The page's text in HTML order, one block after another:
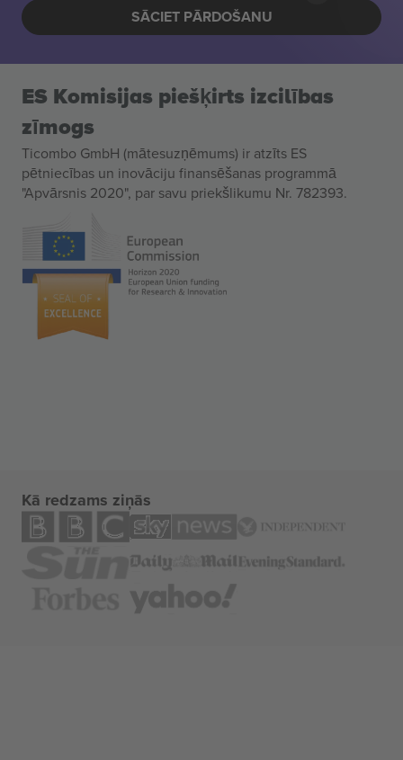
SĀCIET PĀRDOŠANU
ES Komisijas piešķirts izcilības
zīmogs
Ticombo GmbH (mātesuzņēmums) ir atzīts ES
pētniecības un inovāciju finansēšanas programmā
"Apvārsnis 2020", par savu priekšlikumu Nr. 782393.
Kā redzams ziņās